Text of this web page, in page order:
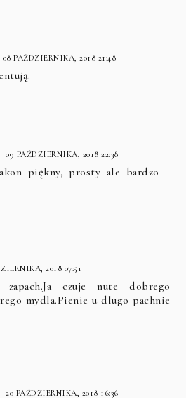
08 PAŹDZIERNIKA, 2018 21:48
09 PAŹDZIERNIKA, 2018 22:38
piękny, prosty ale bardzo
2018 07:51
czuje nute dobrego
mydla.Pienie u dlugo pachnie
20 PAŹDZIERNIKA, 2018 16:36